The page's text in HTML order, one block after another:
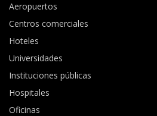
Aeropuertos
Centros comerciales
Hoteles
Universidades
Instituciones públicas
Hospitales
Oficinas